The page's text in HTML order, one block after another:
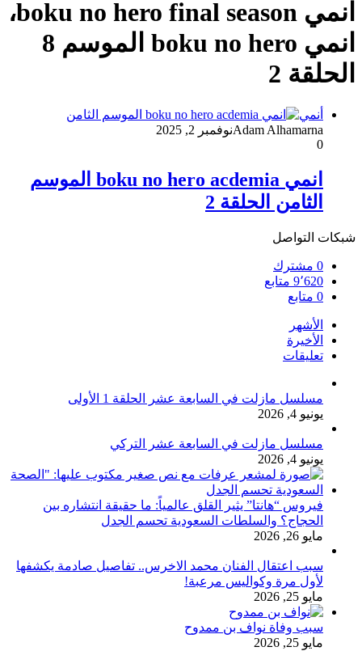
انمي boku no hero final season،
انمي boku no hero الموسم 8
الحلقة 2
أنمي
Adam Alhamarnaنوفمبر 2, 2025
0
انمي boku no hero acdemia الموسم
الثامن الحلقة 2
شبكات التواصل
0 مشترك
9٬620 متابع
0 متابع
الأشهر
الأخيرة
تعليقات
مسلسل مازلت في السابعة عشر الحلقة 1 الأولى
يونيو 4, 2026
مسلسل مازلت في السابعة عشر التركي
يونيو 4, 2026
فيروس “هانتا” يثير القلق عالمياً: ما حقيقة انتشاره بين
الحجاج؟ والسلطات السعودية تحسم الجدل
مايو 26, 2026
سبب اعتقال الفنان محمد الاخرس.. تفاصيل صادمة يكشفها
لأول مرة وكواليس مرعبة!
مايو 25, 2026
سبب وفاة نواف بن ممدوح
مايو 25, 2026